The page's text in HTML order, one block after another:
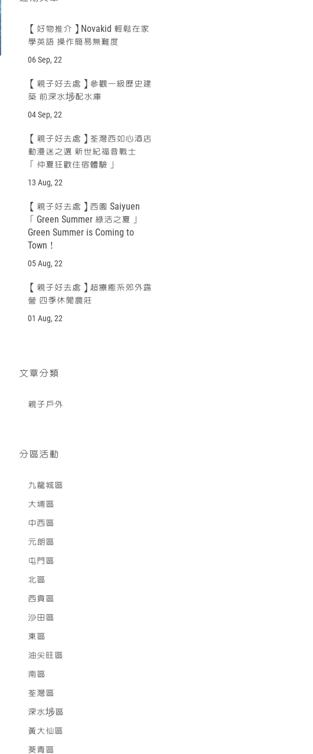
【好物推介】Novakid 輕鬆在家
學英語 操作簡易無難度
06 Sep, 22
【親子好去處】參觀一級歷史建
築 前深水埗配水庫
04 Sep, 22
【親子好去處】荃灣西如心酒店
動漫迷之選 新世紀福音戰士
「仲夏狂歡住宿體驗」
13 Aug, 22
【親子好去處】西園 Saiyuen
「Green Summer 綠活之夏」
Green Summer is Coming to
Town！
05 Aug, 22
【親子好去處】超療癒系郊外露
營 四季休閒農莊
01 Aug, 22
文章分類
親子戶外
分區活動
九龍城區
大埔區
中西區
元朗區
屯門區
北區
西貢區
沙田區
東區
油尖旺區
南區
荃灣區
深水埗區
黃大仙區
葵青區